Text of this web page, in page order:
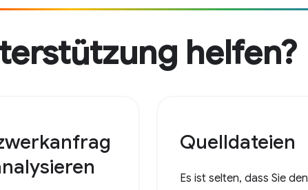
helfen?
Quelldateien
Es ist selten, dass Sie den